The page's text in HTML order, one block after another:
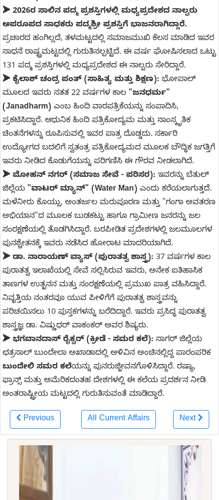
➤ 2026ರ ಸಾಲಿನ ಪದ್ಮ ಪ್ರಶಸ್ತಿಗಳಲ್ಲಿ ಮಧ್ಯಪ್ರದೇಶದ ನಾಲ್ವರು
ಅಪರೂಪದ ಸಾಧಕರು ಪದ್ಮಶ್ರೀ ಪ್ರಶಸ್ತಿಗೆ ಭಾಜನರಾಗಿದ್ದಾರೆ.
ಪ್ರಚಾರದ ಹಂಗಿಲ್ಲದೆ, ತಳಮಟ್ಟದಲ್ಲಿ ಸಮಾಜಮುಖಿ ಕೆಲಸ ಮಾಡಿದ ಇವರ
ಸಾಧನೆ ರಾಷ್ಟ್ರಮಟ್ಟದಲ್ಲಿ ಗುರುತಿಸಲ್ಪಟ್ಟಿದೆ. ಈ ವರ್ಷ ಘೋಷಿಸಲಾದ ಒಟ್ಟು
131 ಪದ್ಮ ಪ್ರಶಸ್ತಿಗಳಲ್ಲಿ ಮಧ್ಯಪ್ರದೇಶದ ಈ ನಾಲ್ವರು ಸೇರಿದ್ದಾರೆ.
➤ ಕೈಲಾಶ್ ಚಂದ್ರ ಪಂತ್ (ಸಾಹಿತ್ಯ ಮತ್ತು ಶಿಕ್ಷಣ): ಭೋಪಾಲ್
ಮೂಲದ ಇವರು ಸತತ 22 ವರ್ಷಗಳ ಕಾಲ "ಜನಧರ್ಮ"
(Janadharm) ಎಂಬ ಹಿಂದಿ ವಾರಪತ್ರಿಕೆಯನ್ನು ಸಂಪಾದಿಸಿ,
ಪ್ರಕಟಿಸಿದ್ದಾರೆ. ಆಧುನಿಕ ಹಿಂದಿ ಪತ್ರಿಕೋದ್ಯಮ ಮತ್ತು ಸಾಂಸ್ಕೃತಿಕ
ಚಿಂತನೆಗಳನ್ನು ರೂಪಿಸುವಲ್ಲಿ ಇವರ ಪಾತ್ರ ದೊಡ್ಡದು. ಸರ್ಕಾರಿ
ಉದ್ಯೋಗದ ಬದಲಿಗೆ ಸ್ವತಂತ್ರ ಪತ್ರಿಕೋದ್ಯಮದ ಮೂಲಕ ಬೌದ್ಧಿಕ ಜಗತ್ತಿಗೆ
ಇವರು ನೀಡಿದ ಕೊಡುಗೆಯನ್ನು ಪರಿಗಣಿಸಿ ಈ ಗೌರವ ನೀಡಲಾಗಿದೆ.
➤ ಮೋಹನ್ ನಗರ್ (ಸಮಾಜ ಸೇವೆ - ಪರಿಸರ): ಇವರನ್ನು ಬೆತುಲ್
ಜಿಲ್ಲೆಯ "ವಾಟರ್ ಮ್ಯಾನ್" (Water Man) ಎಂದು ಕರೆಯಲಾಗುತ್ತದೆ.
ಮಳೆನೀರು ಕೊಯ್ಲು, ಅಂತರ್ಜಲ ಮರುಪೂರಣ ಮತ್ತು "ಗಂಗಾ ಅವತರಣ
ಅಭಿಯಾನ"ದ ಮೂಲಕ ಬುಡಕಟ್ಟು ಹಾಗೂ ಗ್ರಾಮೀಣ ಜನರನ್ನು ಜಲ
ಸಂರಕ್ಷಣೆಯಲ್ಲಿ ತೊಡಗಿಸಿದ್ದಾರೆ. ಬರಪೀಡಿತ ಪ್ರದೇಶಗಳಲ್ಲಿ ಜಲಮೂಲಗಳ
ಪುನಶ್ಚೇತನಕ್ಕೆ ಇವರು ನಡೆಸಿದ ಹೋರಾಟ ಮಾದರಿಯಾಗಿದೆ.
➤ ಡಾ. ನಾರಾಯಣ್ ವ್ಯಾಸ್ (ಪುರಾತತ್ವ ಶಾಸ್ತ್ರ): 37 ವರ್ಷಗಳ ಕಾಲ
ಪುರಾತತ್ವ ಇಲಾಖೆಯಲ್ಲಿ ಸೇವೆ ಸಲ್ಲಿಸಿರುವ ಇವರು, ಅನೇಕ ಐತಿಹಾಸಿಕ
ತಾಣಗಳ ಉತ್ಖನನ ಮತ್ತು ಸಂರಕ್ಷಣೆಯಲ್ಲಿ ಪ್ರಮುಖ ಪಾತ್ರ ವಹಿಸಿದ್ದಾರೆ.
ನಿವೃತ್ತಿಯ ನಂತರವೂ ಯುವ ಪೀಳಿಗೆಗೆ ಪುರಾತತ್ವ ಶಾಸ್ತ್ರವನ್ನು
ಪರಿಚಯಿಸಲು 10 ಪುಸ್ತಕಗಳನ್ನು ಬರೆದಿದ್ದಾರೆ. ಇವರು ಪ್ರಸಿದ್ಧ ಪುರಾತತ್ವ
ಶಾಸ್ತ್ರಜ್ಞ ಡಾ. ವಿಷ್ಣುಧರ್ ವಾಕಂಕರ್ ಅವರ ಶಿಷ್ಯರು.
➤ ಭಗವಾನದಾಸ್ ರೈಕ್ವರ್ (ಕ್ರೀಡೆ - ಸಮರ ಕಲೆ): ಸಾಗರ್ ಜಿಲ್ಲೆಯ
ಛತ್ರಸಾಲ್ ಬುಂದೇಲಾ ಅಖಾಡಾದಲ್ಲಿ ಅಳಿವಿನ ಅಂಚಿನಲ್ಲಿದ್ದ ಪಾರಂಪರಿಕ
ಬುಂದೇಲಿ ಸಮರ ಕಲೆಯನ್ನು ಪುನರುಜ್ಜೀವನಗೊಳಿಸಿದ್ದಾರೆ. ರಷ್ಯಾ,
ಫ್ರಾನ್ಸ್ ಮತ್ತು ಅಮೆರಿಕದಂತಹ ದೇಶಗಳಲ್ಲಿ ಈ ಕಲೆಯ ಪ್ರದರ್ಶನ ನೀಡಿ
ಅಂತರಾಷ್ಟ್ರೀಯ ಮಟ್ಟದಲ್ಲಿ ಗುರುತಿಸುವಂತೆ ಮಾಡಿದ್ದಾರೆ.
Previous All Current Affairs Next